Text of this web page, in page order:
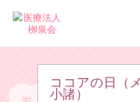
ココアの日（
小諸）